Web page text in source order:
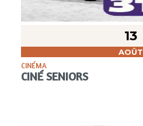
13
AOÛT
CINÉMA
CINÉ SENIORS